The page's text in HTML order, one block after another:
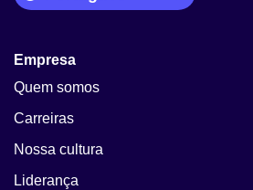
Empresa
Quem somos
Carreiras
Nossa cultura
Liderança